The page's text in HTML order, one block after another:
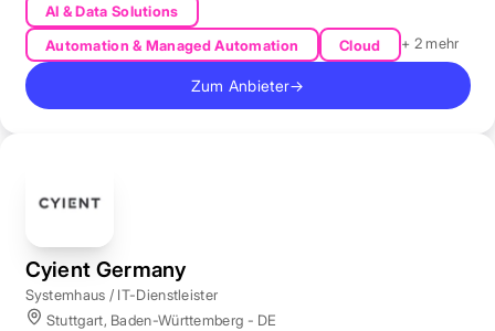
AI & Data Solutions
Automation & Managed Automation
Cloud + 2 mehr
Zum Anbieter→
Cyient Germany
Systemhaus / IT-Dienstleister
Stuttgart, Baden-Württemberg - DE